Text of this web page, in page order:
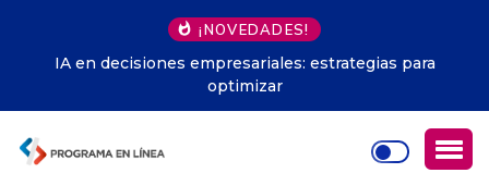
¡NOVEDADES!
IA en decisiones empresariales: estrategias para
optimizar